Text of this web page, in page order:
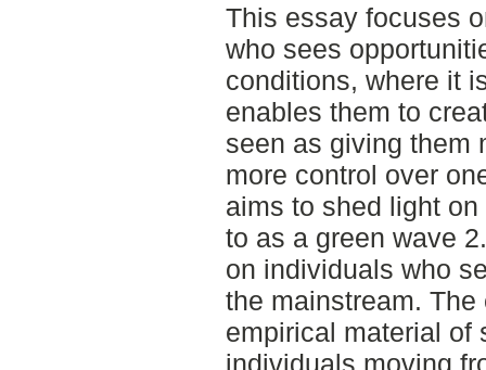
This essay focuses
who sees
conditions, where it
enables them to
seen as giving them
more control over
aims to shed light
to as a green wave
on individuals who
the mainstream.
empirical material of
individuals moving